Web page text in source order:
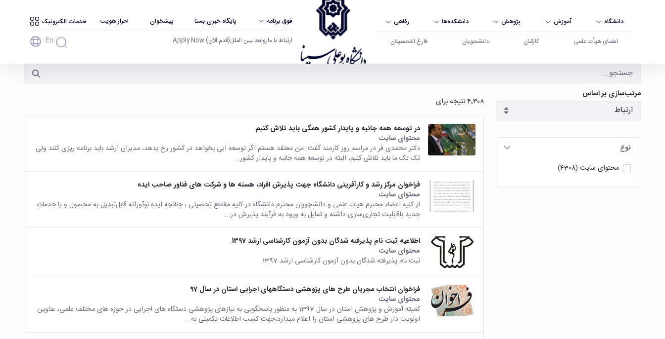
دانشگاه آموزش پژوهش دانشکده‌ها رفاهی
اعضای هیأت علمی کارکنان دانشجویان فارغ التحصیلان
فوق برنامه پایگاه خبری بسنا پیشخوان احراز هویت خدمات الکترونیک
ارتباط با ماروابط بین الملل(قدم الآن) Apply Now En
جستجو - دانشگاه بوعلی سینا همدان
مرتب‌سازی بر اساس
نوع
محتوای سایت (4308)
۴٬۳۰۸ نتیجه برای
در توسعه همه جانبه و پایدار کشور همگی باید تلاش کنیم
محتوای سایت
دکتر محمدی فر در مراسم روز کارمند گفت: من معتقد هستم ‌اگر توسعه ایی بخواهد در کشور رخ بدهد، مدیران ‌ارشد باید برنامه ریزی کنند ولی
تک تک ما باید تلاش کنیم، البته در توسعه همه جانبه و پایدار کشور...
فراخوان مرکز رشد و کارآفرینی دانشگاه جهت پذیرش افراد، هسته ها و شرکت های فناور صاحب ایده
محتوای سایت
از کلیه اعضاء محترم هیات علمی و دانشجویان محترم دانشگاه در کلیه مقاطع تحصیلی ، چنانچه ایده نوآورانه قابل‌تبدیل به محصول و یا خدمات
جدید باقابلیت تجاری‌سازی داشته و تمایل به ورود به فرآیند پذیرش در...
اطلاعیه ثبت نام پذیرفته شدگان بدون آزمون کارشناسی ارشد 1397
محتوای سایت
ثبت نام پذیرفته شدگان بدون آزمون کارشناسی ارشد 1397
فراخوان انتخاب مجریان طرح های پژوهشی دستگاههای اجرایی استان در سال 97
محتوای سایت
کمیته آموزش و پژوهش استان در سال 1397 به منظور پاسخگویی به نیازهای پژوهشی دستگاه های اجرایی در حوزه های مختلف علمی، عناوین
اولویت دار طرح های پژوهشی استان را اعلام میدارد،جهت کسب اطلاعات تکمیلی به...